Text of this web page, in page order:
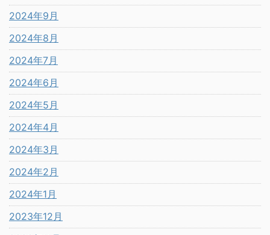
2024年9月
2024年8月
2024年7月
2024年6月
2024年5月
2024年4月
2024年3月
2024年2月
2024年1月
2023年12月